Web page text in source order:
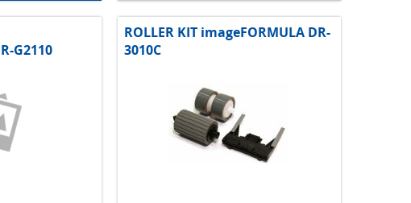
G2110
ROLLER KIT imageFORMULA DR-
3010C